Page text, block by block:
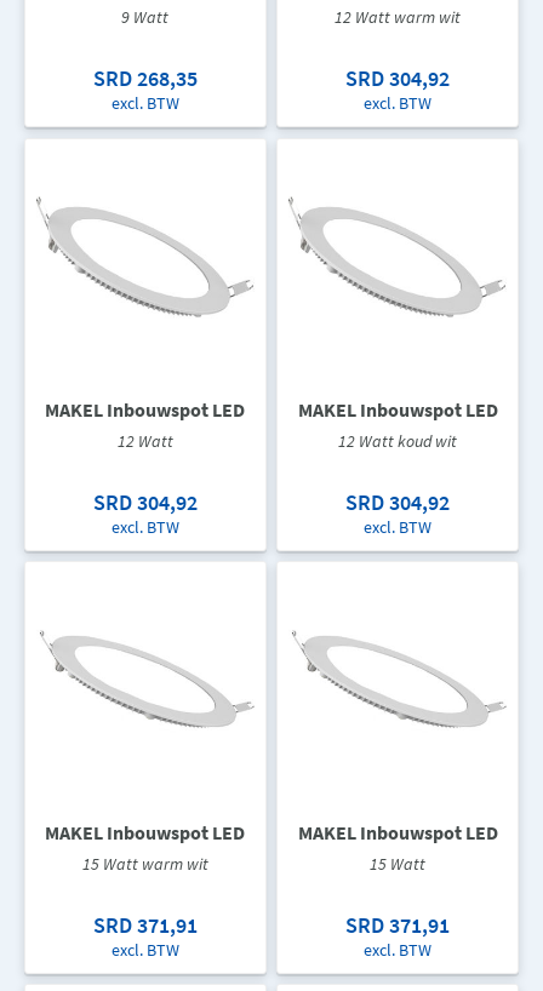
9 Watt
SRD 268,35
excl. BTW
12 Watt warm wit
SRD 304,92
excl. BTW
MAKEL Inbouwspot LED
12 Watt
SRD 304,92
excl. BTW
MAKEL Inbouwspot LED
12 Watt koud wit
SRD 304,92
excl. BTW
MAKEL Inbouwspot LED
15 Watt warm wit
SRD 371,91
excl. BTW
MAKEL Inbouwspot LED
15 Watt
SRD 371,91
excl. BTW